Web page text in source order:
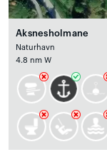
Aksnesholmane
Naturhavn
4.8 nm W